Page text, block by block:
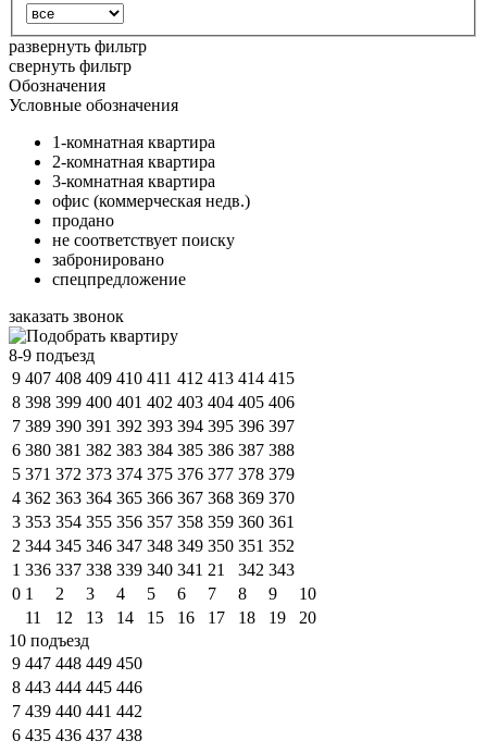
развернуть фильтр
свернуть фильтр
Обозначения
Условные обозначения
1-комнатная квартира
2-комнатная квартира
3-комнатная квартира
офис (коммерческая недв.)
продано
не соответствует поиску
забронировано
спецпредложение
заказать звонок
8-9 подъезд
9 407 408 409 410 411 412 413 414 415
8 398 399 400 401 402 403 404 405 406
7 389 390 391 392 393 394 395 396 397
6 380 381 382 383 384 385 386 387 388
5 371 372 373 374 375 376 377 378 379
4 362 363 364 365 366 367 368 369 370
3 353 354 355 356 357 358 359 360 361
2 344 345 346 347 348 349 350 351 352
1 336 337 338 339 340 341 21 342 343
0 1 2 3 4 5 6 7 8 9
10
11
12 13 14 15 16 17 18 19
20
10 подъезд
9 447 448 449 450
8 443 444 445 446
7 439 440 441 442
6 435 436 437 438